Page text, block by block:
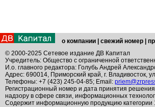
о компании свежий номер
© 2000-2025 Сетевое издание ДВ Капитал
Учредитель: Общество с ограниченной
И.о. главного редактора: Голубь Андрей
Адрес: 690014, Приморский край, г. Владивосток,
Телефоны: +7 (423) 245-04-85; Email:
Регистрационный номер и дата принятия
надзору в сфере связи, информационных
Содержит информационную продукцию категории